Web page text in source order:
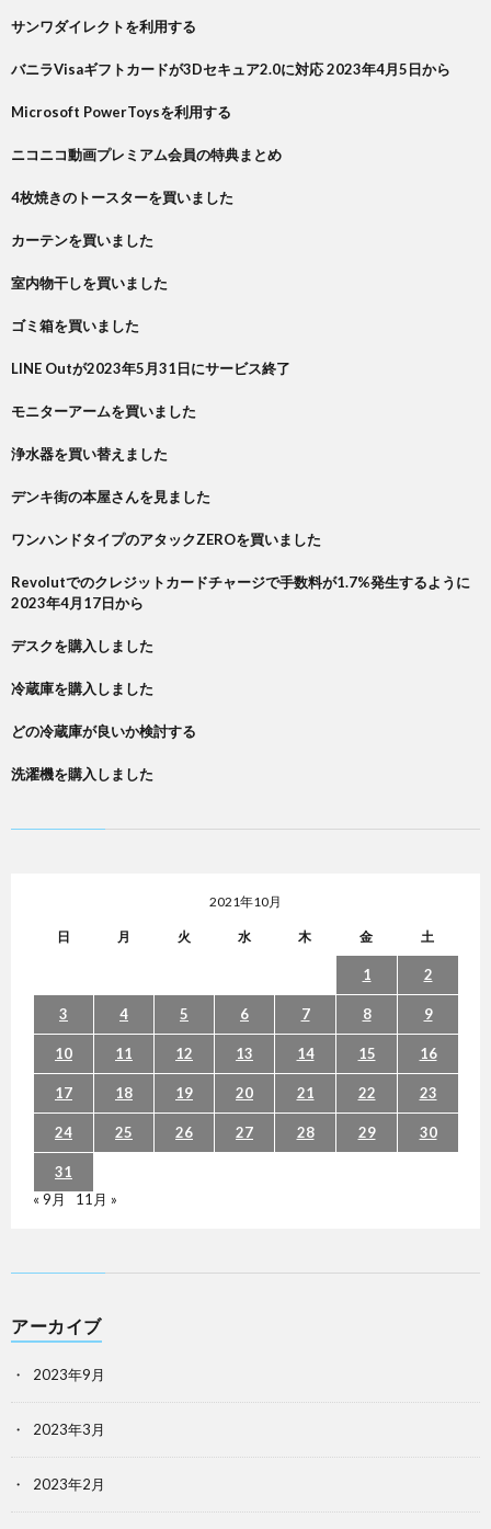
サンワダイレクトを利用する
バニラVisaギフトカードが3Dセキュア2.0に対応 2023年4月5日から
Microsoft PowerToysを利用する
ニコニコ動画プレミアム会員の特典まとめ
4枚焼きのトースターを買いました
カーテンを買いました
室内物干しを買いました
ゴミ箱を買いました
LINE Outが2023年5月31日にサービス終了
モニターアームを買いました
浄水器を買い替えました
デンキ街の本屋さんを見ました
ワンハンドタイプのアタックZEROを買いました
Revolutでのクレジットカードチャージで手数料が1.7%発生するように
2023年4月17日から
デスクを購入しました
冷蔵庫を購入しました
どの冷蔵庫が良いか検討する
洗濯機を購入しました
2021年10月
日 月 火 水 木 金 土
1 2
3 4 5 6 7 8 9
10 11 12 13 14 15 16
17 18 19 20 21 22 23
24 25 26 27 28 29 30
31
« 9月
11月 »
アーカイブ
2023年9月
2023年3月
2023年2月